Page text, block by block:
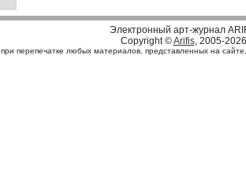
Электронный арт-журнал
Copyright ©Arifis, 2005-2026
при перепечатке любых материалов, представленных на